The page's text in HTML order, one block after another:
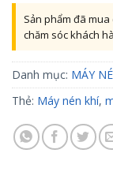
Sản phẩm đã
chăm sóc khách
Danh mục: MÁY
Thẻ: Máy nén khí,